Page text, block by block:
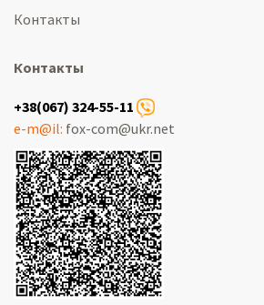
Контакты
Контакты
+38(067) 324-55-11
e-m@il: fox-com@ukr.net